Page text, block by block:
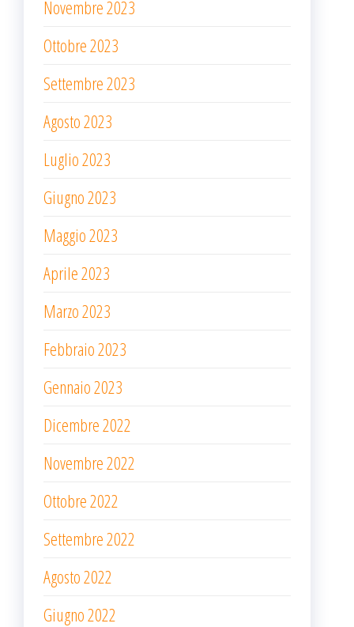
Novembre 2023
Ottobre 2023
Settembre 2023
Agosto 2023
Luglio 2023
Giugno 2023
Maggio 2023
Aprile 2023
Marzo 2023
Febbraio 2023
Gennaio 2023
Dicembre 2022
Novembre 2022
Ottobre 2022
Settembre 2022
Agosto 2022
Giugno 2022